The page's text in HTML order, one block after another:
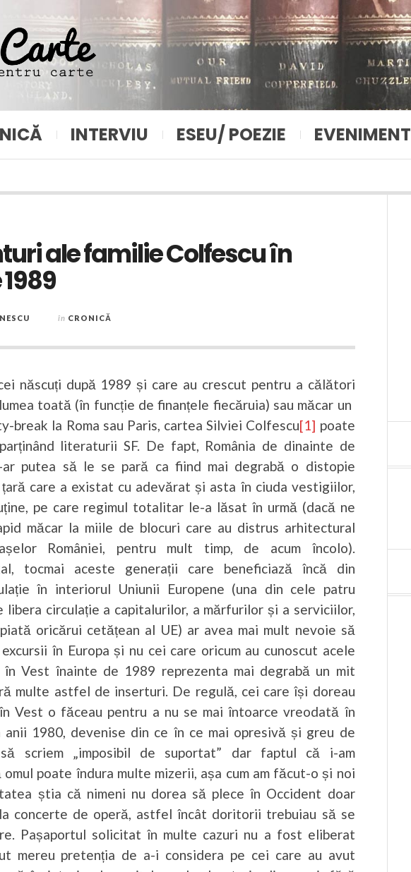
INTERVIU ESEU/ POEZIE EVENIMENT
ale familie Colfescu în
în CRONICĂ
născuți după 1989 și care au crescut pentru a călători
toată (în funcție de finanțele fiecăruia) sau măcar un
break la Roma sau Paris, cartea Silviei Colfescu[1] poate
literaturii SF. De fapt, România de dinainte de
ar putea să le se pară ca fiind mai degrabă o distopie
care a existat cu adevărat și asta în ciuda vestigiilor,
pe care regimul totalitar le-a lăsat în urmă (dacă ne
măcar la miile de blocuri care au distrus arhitectural
României, pentru mult timp, de acum încolo).
tocmai aceste generații care beneficiază încă din
în interiorul Uniunii Europene (una din cele patru
circulație a capitalurilor, a mărfurilor și a serviciilor,
oricărui cetățean al UE) ar avea mai mult nevoie să
în Europa și nu cei care oricum au cunoscut acele
Vest înainte de 1989 reprezenta mai degrabă un mit
multe astfel de inserturi. De regulă, cei care își doreau
Vest o făceau pentru a nu se mai întoarce vreodată în
anii 1980, devenise din ce în ce mai opresivă și greu de
scriem „imposibil de suportat” dar faptul că i-am
poate îndura multe mizerii, așa cum am făcut-o și noi
știa că nimeni nu dorea să plece în Occident doar
concerte de operă, astfel încât doritorii trebuiau să se
Pașaportul solicitat în multe cazuri nu a fost eliberat
mereu pretenția de a-i considera pe cei care au avut